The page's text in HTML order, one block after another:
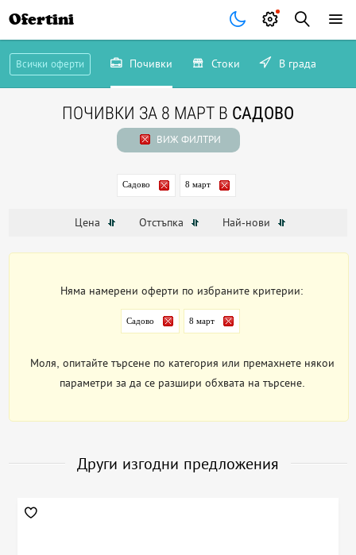
Ofertini
Всички оферти Почивки Стоки В града
ПОЧИВКИ ЗА 8 МАРТ В САДОВО
ВИЖ ФИЛТРИ
Садово 8 март
Цена Отстъпка Най-нови
Няма намерени оферти по избраните критерии:
Садово 8 март
Моля, опитайте търсене по категория или премахнете някои
параметри за да се разшири обхвата на търсене.
Други изгодни предложения